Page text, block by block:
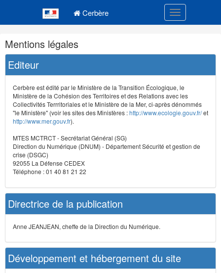
Cerbère Toggle
Navigation
et
outils
annexes
Mentions légales
Editeur
Cerbère est édité par le Ministère de la Transition Écologique, le
Ministère de la Cohésion des Territoires et des Relations avec les
Collectivités Terrritoriales et le Ministère de la Mer, ci-après dénommés
"le Ministère" (voir les sites des Ministères :http://www.ecologie.gouv.fr/et
http://www.mer.gouv.fr).
MTES MCTRCT - Secrétariat Général (SG)
Direction du Numérique (DNUM) - Département Sécurité et gestion de
crise (DSGC)
92055 La Défense CEDEX
Téléphone : 01 40 81 21 22
Directrice de la publication
Anne JEANJEAN, cheffe de la Direction du Numérique.
Développement et hébergement du site